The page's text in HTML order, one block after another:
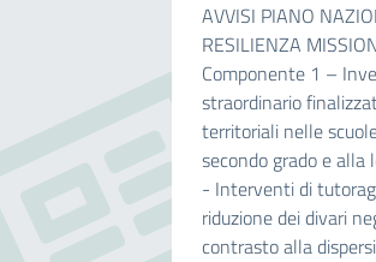
AVVISI PIANO
RESILIENZA
Componente 1 –
straordinario
territoriali nelle
secondo grado e
- Interventi di
riduzione dei divari
contrasto alla